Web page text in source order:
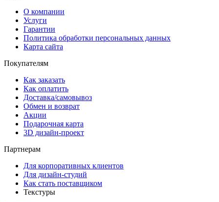
О компании
Услуги
Гарантии
Политика обработки персональных данных
Карта сайта
Покупателям
Как заказать
Как оплатить
Доставка/самовывоз
Обмен и возврат
Акции
Подарочная карта
3D дизайн-проект
Партнерам
Для корпоративных клиентов
Для дизайн-студий
Как стать поставщиком
Текстуры